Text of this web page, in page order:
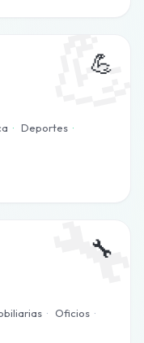
💪
· Deportes ·
🔧
· Oficios ·